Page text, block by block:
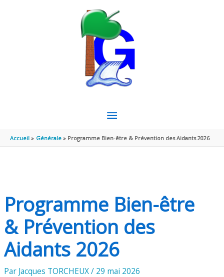
MENU
PRINCIPAL
Accueil Générale Programme Bien-être & Prévention des Aidants 2026
Programme Bien-être
& Prévention des
Aidants 2026
Par Jacques TORCHEUX/ 29 mai 2026